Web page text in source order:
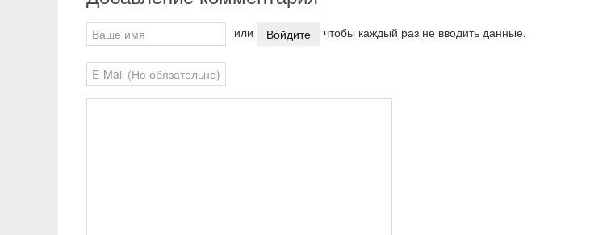
или Войдите чтобы каждый раз не вводить данные.